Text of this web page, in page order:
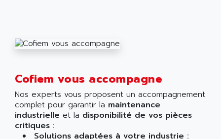
Cofiem vous accompagne
Nos experts vous proposent un accompagnement
complet pour garantir la maintenance
industrielle et la disponibilité de vos pièces
critiques :
Solutions adaptées à votre industrie :